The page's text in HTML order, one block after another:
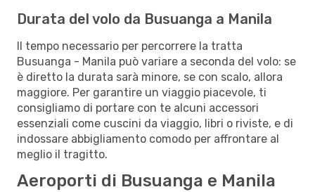
Durata del volo da Busuanga a Manila
Il tempo necessario per percorrere la tratta
Busuanga - Manila può variare a seconda del volo: se
è diretto la durata sarà minore, se con scalo, allora
maggiore. Per garantire un viaggio piacevole, ti
consigliamo di portare con te alcuni accessori
essenziali come cuscini da viaggio, libri o riviste, e di
indossare abbigliamento comodo per affrontare al
meglio il tragitto.
Aeroporti di Busuanga e Manila